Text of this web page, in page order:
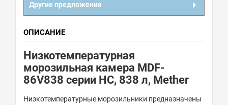
Другие предложения
ОПИСАНИЕ
Низкотемпературная
морозильная камера MDF-
86V838 серии HC, 838 л, Mether
Низкотемпературные морозильники предназначены